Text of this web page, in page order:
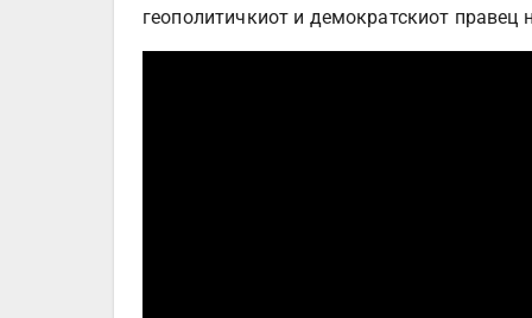
геополитичкиот и демократскиот правец